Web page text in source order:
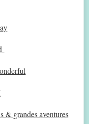
& grandes aventures